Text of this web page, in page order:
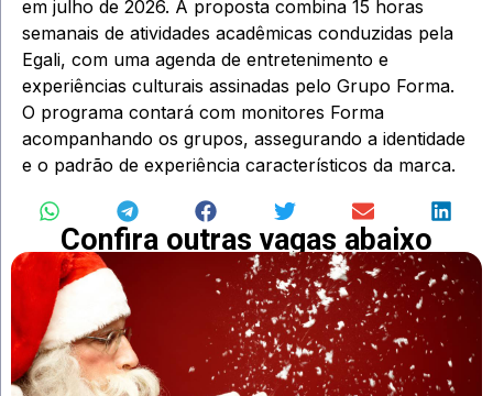
em julho de 2026. A proposta combina 15 horas
semanais de atividades acadêmicas conduzidas pela
Egali, com uma agenda de entretenimento e
experiências culturais assinadas pelo Grupo Forma.
O programa contará com monitores Forma
acompanhando os grupos, assegurando a identidade
e o padrão de experiência característicos da marca.
Confira outras vagas abaixo